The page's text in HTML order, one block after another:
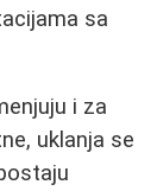
sa
i za
uklanja se